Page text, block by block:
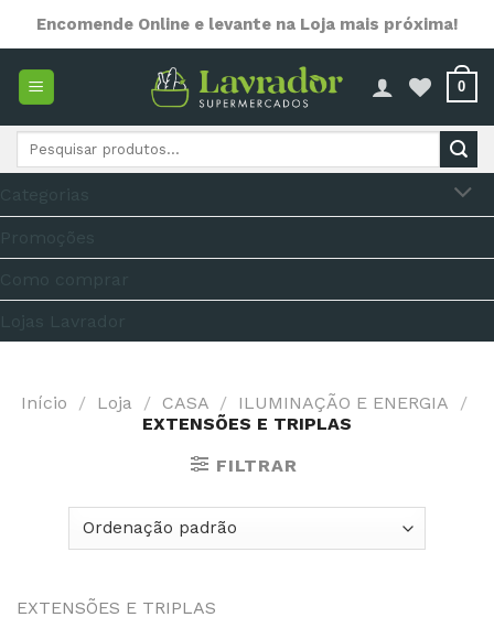
content
Encomende Online e levante na Loja mais próxima!
0
Pesquisar
Início / Loja / CASA / ILUMINAÇÃO E ENERGIA
/
EXTENSÕES E TRIPLAS
FILTRAR
EXTENSÕES E TRIPLAS